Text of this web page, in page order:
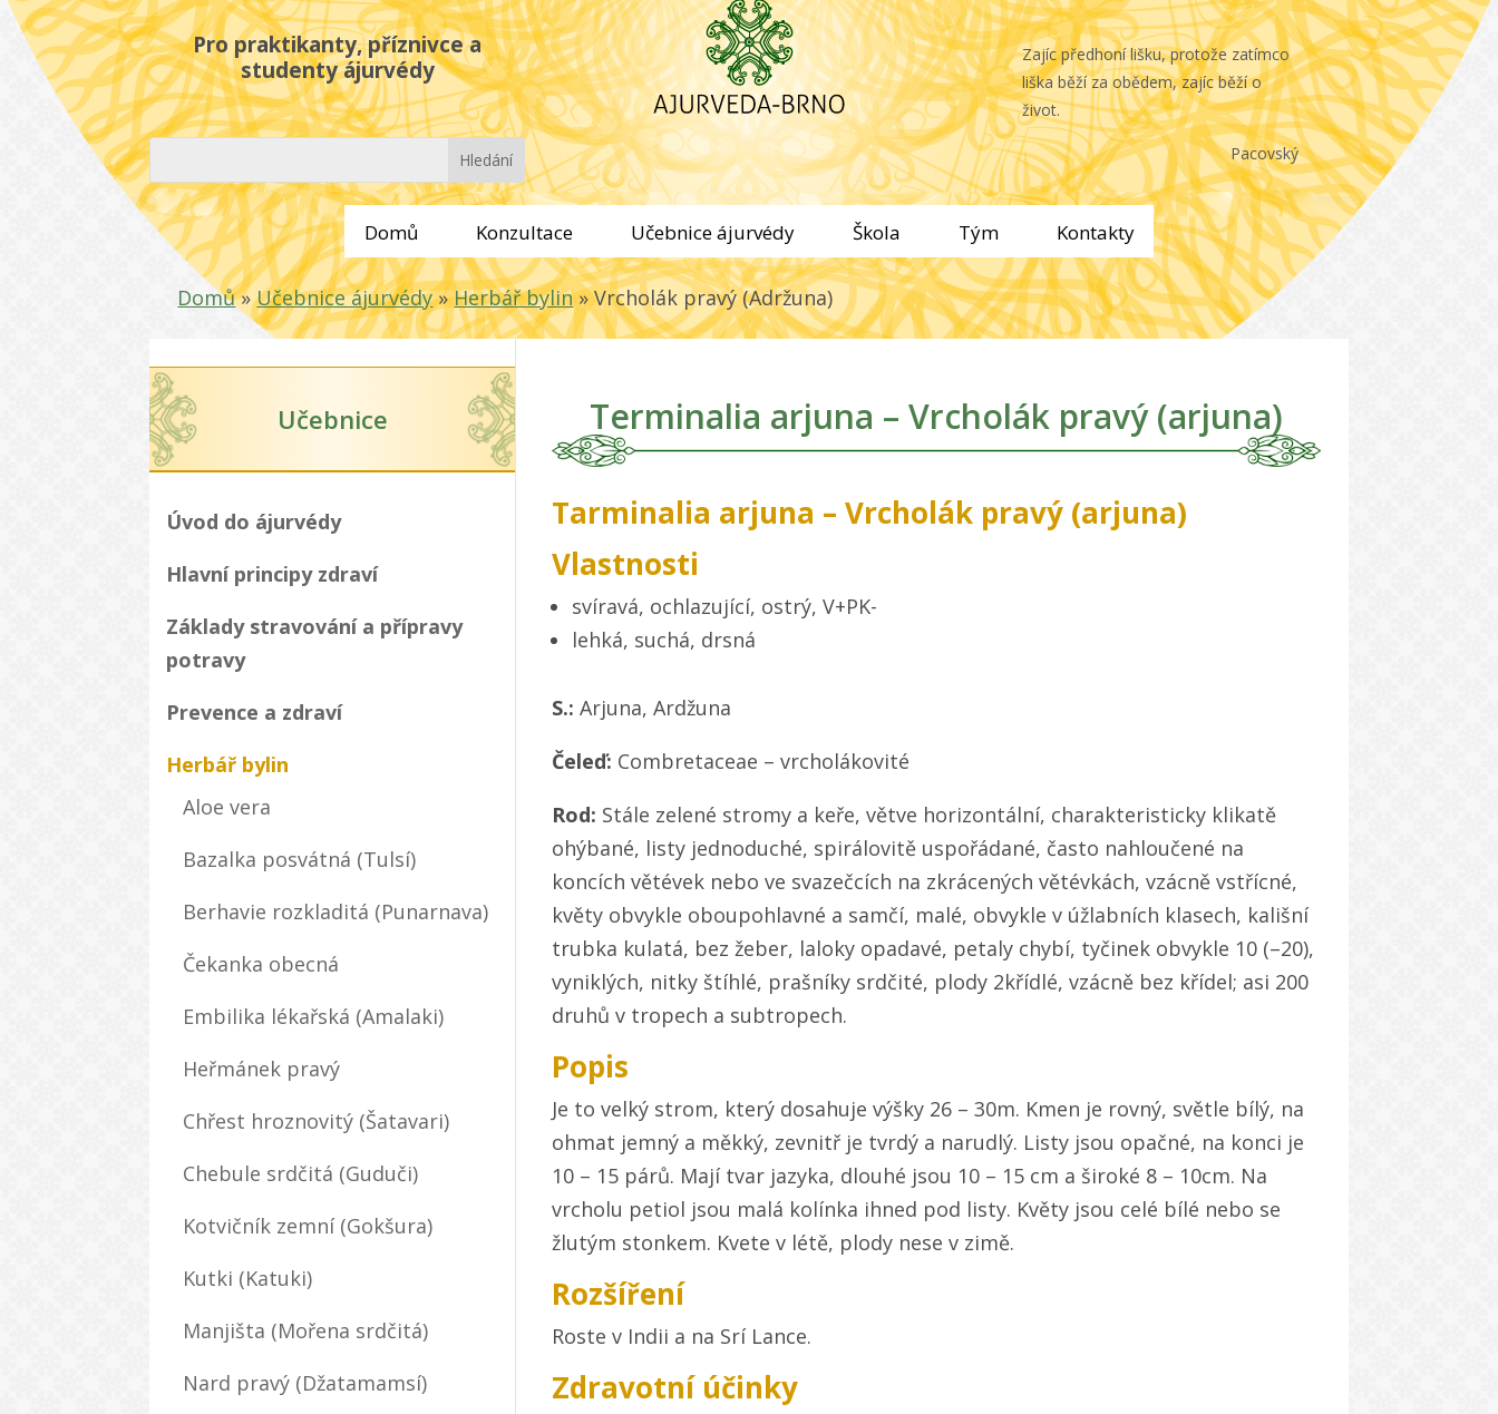
Pro praktikanty, příznivce a
studenty ájurvédy
Zajíc předhoní lišku, protože zatímco
liška běží za obědem, zajíc běží o
život.
Pacovský
Domů Konzultace Učebnice ájurvédy Škola Tým Kontakty
Domů»Učebnice ájurvédy»Herbář bylin»Vrcholák pravý (Adržuna)
Učebnice
Úvod do ájurvédy
Hlavní principy zdraví
Základy stravování a přípravy
potravy
Prevence a zdraví
Herbář bylin
Aloe vera
Bazalka posvátná (Tulsí)
Berhavie rozkladitá (Punarnava)
Čekanka obecná
Embilika lékařská (Amalaki)
Heřmánek pravý
Chřest hroznovitý (Šatavari)
Chebule srdčitá (Guduči)
Kotvičník zemní (Gokšura)
Kutki (Katuki)
Manjišta (Mořena srdčitá)
Nard pravý (Džatamamsí)
Terminalia arjuna – Vrcholák pravý (arjuna)
Tarminalia arjuna – Vrcholák pravý (arjuna)
Vlastnosti
svíravá, ochlazující, ostrý, V+PK-
lehká, suchá, drsná
S.: Arjuna, Ardžuna
Čeleď: Combretaceae – vrcholákovité
Rod: Stále zelené stromy a keře, větve horizontální, charakteristicky klikatě
ohýbané, listy jednoduché, spirálovitě uspořádané, často nahloučené na
koncích větévek nebo ve svazečcích na zkrácených větévkách, vzácně vstřícné,
květy obvykle oboupohlavné a samčí, malé, obvykle v úžlabních klasech, kališní
trubka kulatá, bez žeber, laloky opadavé, petaly chybí, tyčinek obvykle 10 (–20),
vyniklých, nitky štíhlé, prašníky srdčité, plody 2křídlé, vzácně bez křídel; asi 200
druhů v tropech a subtropech.
Popis
Je to velký strom, který dosahuje výšky 26 – 30m. Kmen je rovný, světle bílý, na
ohmat jemný a měkký, zevnitř je tvrdý a narudlý. Listy jsou opačné, na konci je
10 – 15 párů. Mají tvar jazyka, dlouhé jsou 10 – 15 cm a široké 8 – 10cm. Na
vrcholu petiol jsou malá kolínka ihned pod listy. Květy jsou celé bílé nebo se
žlutým stonkem. Kvete v létě, plody nese v zimě.
Rozšíření
Roste v Indii a na Srí Lance.
Zdravotní účinky